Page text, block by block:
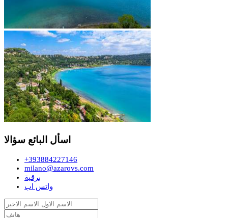
اسأل البائع سؤالا
+393884227146
milano@azarovs.com
برقية
واتس اب